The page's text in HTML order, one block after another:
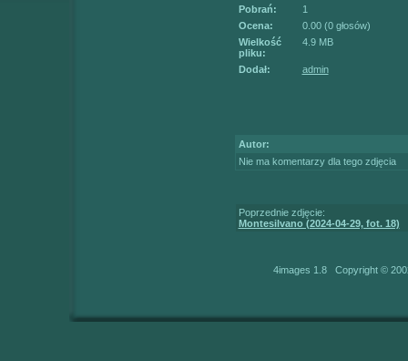
Pobrań:
1
Ocena:
0.00 (0 głosów)
Wielkość
pliku:
4.9 MB
Dodał: admin
Autor:
Nie ma komentarzy dla tego zdjęcia
Poprzednie zdjęcie:
Montesilvano (2024-04-29, fot. 18)
4images 1.8 Copyright ©